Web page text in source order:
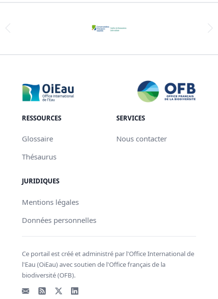
RESSOURCES
Glossaire
Thésaurus
SERVICES
Nous contacter
JURIDIQUES
Mentions légales
Données personnelles
Ce portail est créé et administré par l'Office International de
l'Eau (OiEau) avec soutien de l'Office français de la
biodiversité (OFB).